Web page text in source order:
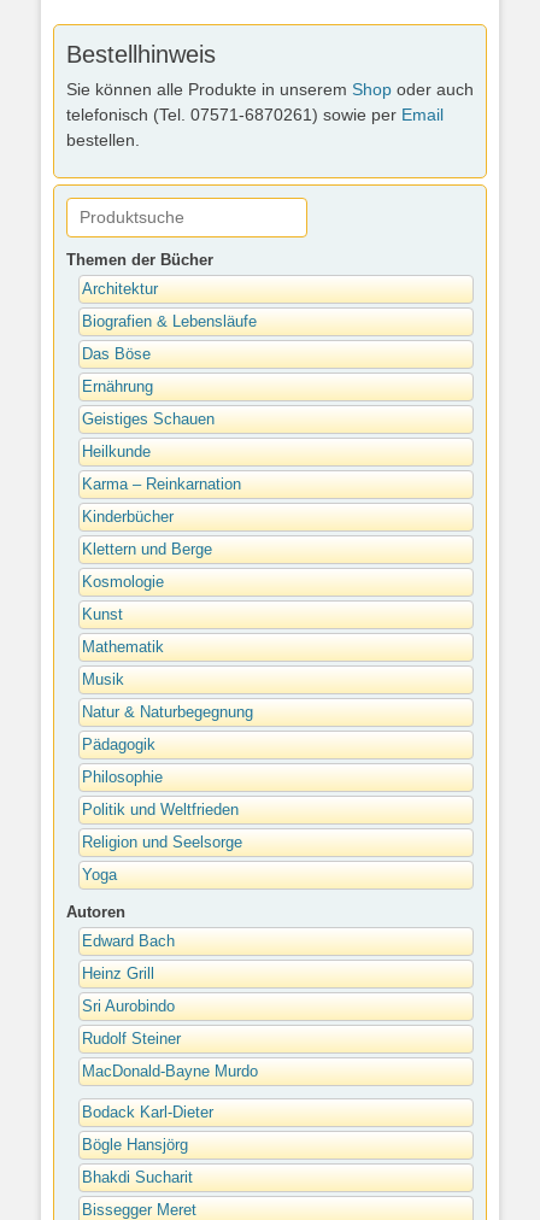
Bestellhinweis
Sie können alle Produkte in unserem Shop oder auch
telefonisch (Tel. 07571-6870261) sowie per Email
bestellen.
Themen der Bücher
Architektur
Biografien & Lebensläufe
Das Böse
Ernährung
Geistiges Schauen
Heilkunde
Karma – Reinkarnation
Kinderbücher
Klettern und Berge
Kosmologie
Kunst
Mathematik
Musik
Natur & Naturbegegnung
Pädagogik
Philosophie
Politik und Weltfrieden
Religion und Seelsorge
Yoga
Autoren
Edward Bach
Heinz Grill
Sri Aurobindo
Rudolf Steiner
MacDonald-Bayne Murdo
Bodack Karl-Dieter
Bögle Hansjörg
Bhakdi Sucharit
Bissegger Meret